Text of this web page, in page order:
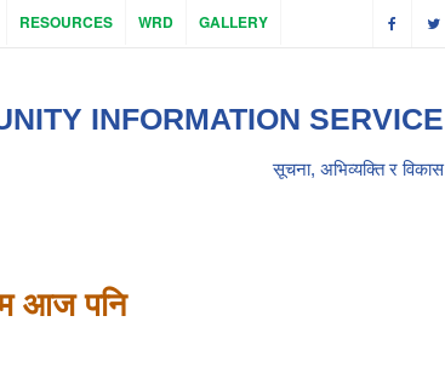
RESOURCES WRD GALLERY
INFORMATION SERVICE
सूचना, अभिव्यक्ति र विकास
आज पनि